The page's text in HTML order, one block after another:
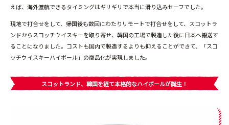
えば、海外渡航できるタイミングはギリギリで本当に滑り込みセーフでした。
現地で打合せをして、帰国後も数回にわたりリモートで打合せをして、スコットラ
ンドからスコッチウイスキーを取り寄せ、韓国の工場で製造した後に日本へ搬送す
ることになりました。コストも国内で製造するよりも抑えることができて、「スコ
ッチウイスキーハイボール」の商品化が実現しました。
スコットランド、韓国を経て本格的なハイボールが誕生！